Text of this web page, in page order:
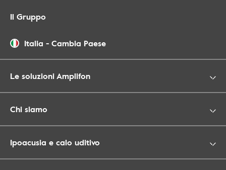
Il Gruppo
Italia - Cambia Paese
Le soluzioni Amplifon
Chi siamo
Ipoacusia e calo uditivo